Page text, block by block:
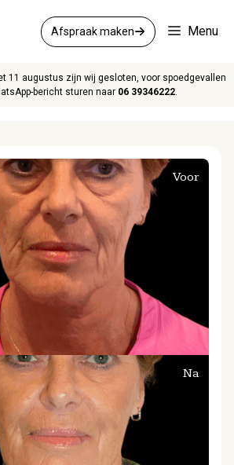
Menu
Afspraak maken
11 augustus zijn wij gesloten, voor spoedgevallen
bericht sturen naar 06 39346222.
Voor
Na